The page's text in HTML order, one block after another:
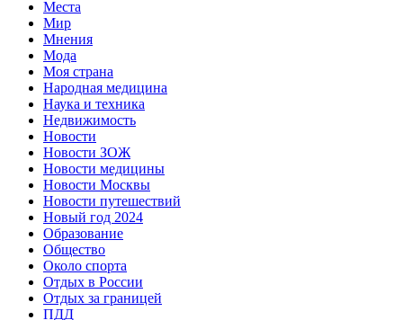
Места
Мир
Мнения
Мода
Моя страна
Народная медицина
Наука и техника
Недвижимость
Новости
Новости ЗОЖ
Новости медицины
Новости Москвы
Новости путешествий
Новый год 2024
Образование
Общество
Около спорта
Отдых в России
Отдых за границей
ПДД